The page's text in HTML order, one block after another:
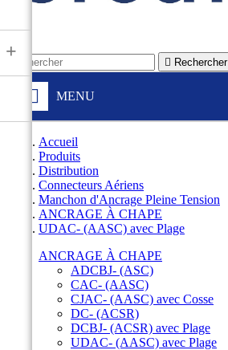
 Rechercher
MENU
+
Accueil
Produits
Distribution
Connecteurs Aériens
Manchon d'Ancrage Pleine Tension
ANCRAGE À CHAPE
UDAC- (AASC) avec Plage
ANCRAGE À CHAPE
ADCBJ- (ASC)
CAC- (AASC)
CJAC- (AASC) avec Cosse
DC- (ACSR)
DCBJ- (ACSR) avec Plage
UDAC- (AASC) avec Plage